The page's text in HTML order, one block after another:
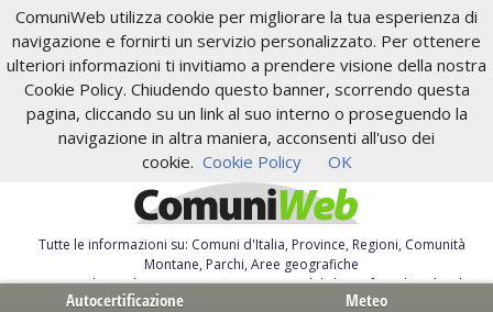
ComuniWeb utilizza cookie per migliorare la tua esperienza di
navigazione e fornirti un servizio personalizzato. Per ottenere
ulteriori informazioni ti invitiamo a prendere visione della nostra
Cookie Policy. Chiudendo questo banner, scorrendo questa
pagina, cliccando su un link al suo interno o proseguendo la
navigazione in altra maniera, acconsenti all'uso dei
cookie. Cookie Policy OK
Tutte le informazioni su: Comuni d'Italia, Province, Regioni, Comunità
Montane, Parchi, Aree geografiche
Servizi al Cittadino. Autocertificazione, moduli, leggi, free download
Autocertificazione
Meteo